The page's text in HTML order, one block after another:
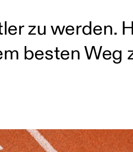
zu werden.
besten Weg